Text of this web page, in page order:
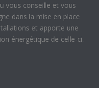
vous conseille et vous
dans la mise en place
et apporte une
énergétique de celle-ci.